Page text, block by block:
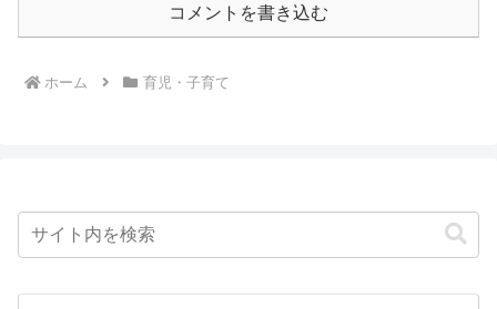
コメントを書き込む
ホーム 育児・子育て